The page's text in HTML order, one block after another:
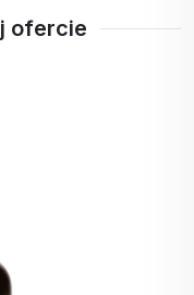
ofercie